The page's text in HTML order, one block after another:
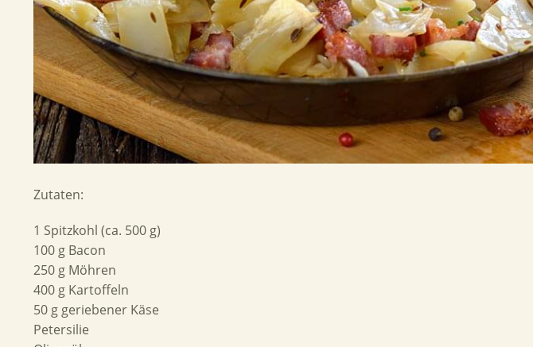
Zutaten:
1 Spitzkohl (ca. 500 g)
100 g Bacon
250 g Möhren
400 g Kartoffeln
50 g geriebener Käse
Petersilie